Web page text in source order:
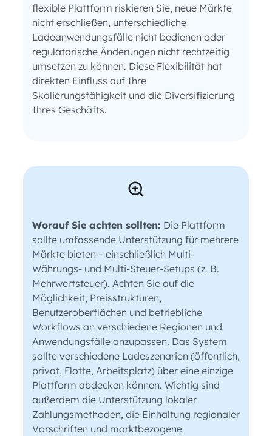
flexible Plattform riskieren Sie, neue Märkte
nicht erschließen, unterschiedliche
Ladeanwendungsfälle nicht bedienen oder
regulatorische Änderungen nicht rechtzeitig
umsetzen zu können. Diese Flexibilität hat
direkten Einfluss auf Ihre
Skalierungsfähigkeit und die Diversifizierung
Ihres Geschäfts.
Worauf Sie achten sollten: Die Plattform
sollte umfassende Unterstützung für mehrere
Märkte bieten – einschließlich Multi-
Währungs- und Multi-Steuer-Setups (z. B.
Mehrwertsteuer). Achten Sie auf die
Möglichkeit, Preisstrukturen,
Benutzeroberflächen und betriebliche
Workflows an verschiedene Regionen und
Anwendungsfälle anzupassen. Das System
sollte verschiedene Ladeszenarien (öffentlich,
privat, Flotte, Arbeitsplatz) über eine einzige
Plattform abdecken können. Wichtig sind
außerdem die Unterstützung lokaler
Zahlungsmethoden, die Einhaltung regionaler
Vorschriften und marktbezogene